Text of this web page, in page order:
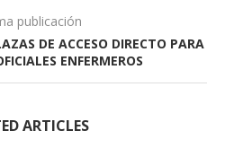
publicación
DE ACCESO DIRECTO PARA
ENFERMEROS
ARTICLES